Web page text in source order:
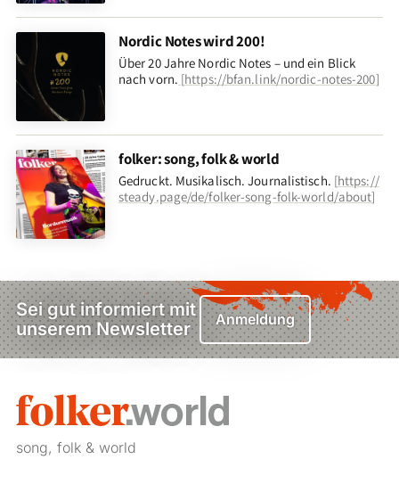
Nordic Notes wird 200!
Über 20 Jahre Nordic Notes – und ein Blick
nach vorn. [https://bfan.link/nordic-notes-200]
folker: song, folk & world
Gedruckt. Musikalisch. Journalistisch. [https://
steady.page/de/folker-song-folk-world/about]
Sei gut informiert mit
unserem Newsletter
Anmeldung
song, folk & world